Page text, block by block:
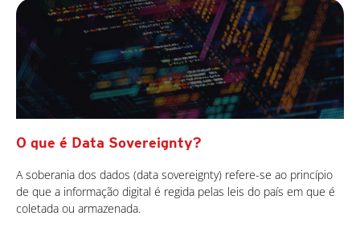
O que é Data Sovereignty?
A soberania dos dados (data sovereignty) refere-se ao princípio
de que a informação digital é regida pelas leis do país em que é
coletada ou armazenada.